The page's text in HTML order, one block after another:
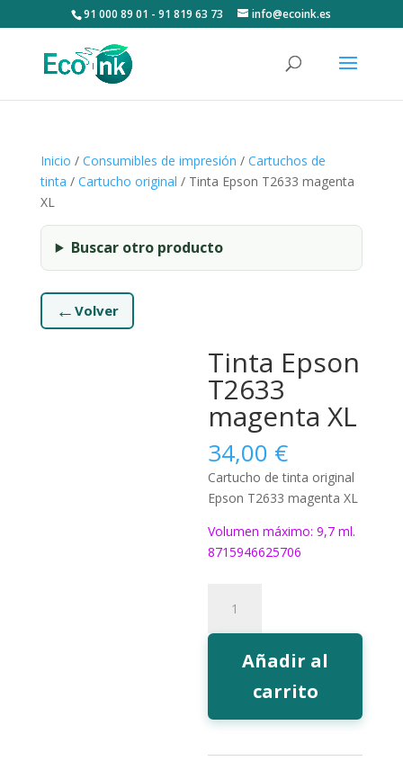
91 000 89 01 - 91 819 63 73 info@ecoink.es
Inicio / Consumibles de impresión / Cartuchos de
tinta / Cartucho original / Tinta Epson T2633 magenta
XL
Buscar otro producto
← Volver
Tinta Epson
T2633
magenta XL
34,00 €
Cartucho de tinta original
Epson T2633 magenta XL
Volumen máximo: 9,7 ml.
8715946625706
Epson
T2633
magenta
cantidad
Añadir al
carrito